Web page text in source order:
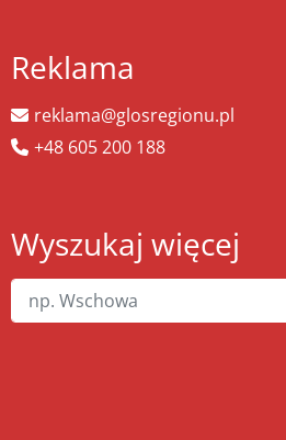
Reklama
reklama@glosregionu.pl
+48 605 200 188
Wyszukaj więcej